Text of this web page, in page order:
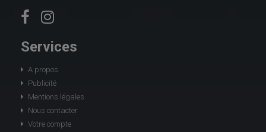
Services
A propos
Publicité
Mentions légales
Nous contacter
Votre compte